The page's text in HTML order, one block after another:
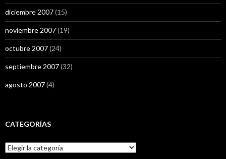
diciembre 2007(15)
noviembre 2007(19)
octubre 2007(24)
septiembre 2007(32)
agosto 2007(4)
CATEGORÍAS
Categorías